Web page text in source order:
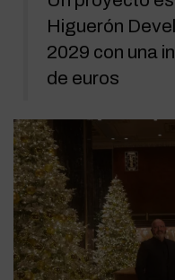
Higuerón
2029 con una
de euros